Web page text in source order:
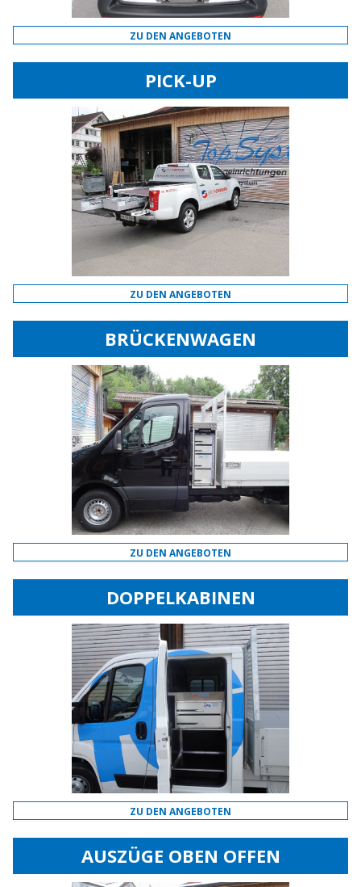
ZU DEN ANGEBOTEN
PICK-UP
ZU DEN ANGEBOTEN
BRÜCKENWAGEN
ZU DEN ANGEBOTEN
DOPPELKABINEN
ZU DEN ANGEBOTEN
AUSZÜGE OBEN OFFEN